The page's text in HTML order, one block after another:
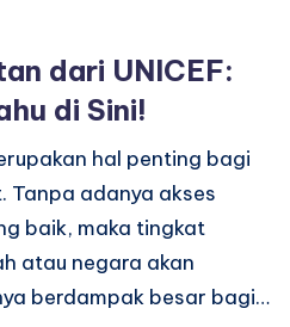
dari UNICEF:
di Sini!
hal penting bagi
Tanpa adanya akses
baik, maka tingkat
atau negara akan
berdampak besar bagi…